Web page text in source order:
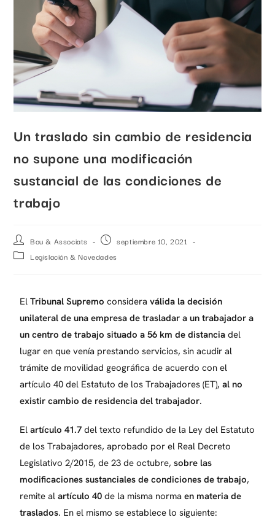
Un traslado sin cambio de residencia
no supone una modificación
sustancial de las condiciones de
trabajo
Bou & Associats
septiembre 10, 2021
Legislación & Novedades
ElTribunal Supremo consideraválida la decisión
unilateral de una empresa de trasladar a un trabajador a
un centro de trabajo situado a 56 km de distancia del
lugar en que venía prestando servicios, sin acudir al
trámite de movilidad geográfica de acuerdo con el
artículo 40 del Estatuto de los Trabajadores (ET),al no
existir cambio de residencia del trabajador.
Elartículo 41.7del texto refundido de la Ley del Estatuto
de los Trabajadores, aprobado por el Real Decreto
Legislativo 2/2015, de 23 de octubre,sobre las
modificaciones sustanciales de condiciones de trabajo,
remite alartículo 40 de la misma normaen materia de
traslados. En el mismo se establece lo siguiente: